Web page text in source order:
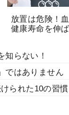
放置は危険！
健康寿命を伸
知らない！
ではありません
られた10の習慣